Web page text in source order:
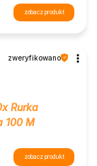
zobacz produkt
zweryfikowano
Rurka
100 M
zobacz produkt